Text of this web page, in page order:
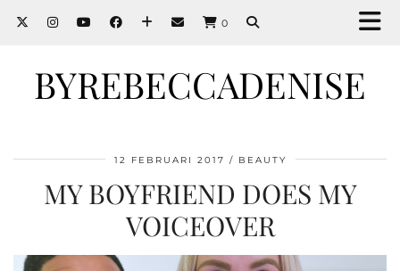
0
BYREBECCADENISE
12 FEBRUARI 2017 BEAUTY
MY BOYFRIEND DOES MY
VOICEOVER